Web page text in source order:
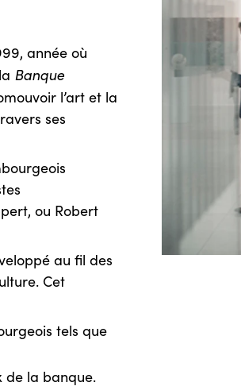
année où
Banque
l’art et la
ses
ou Robert
au fil des
Cet
tels que
de la banque.